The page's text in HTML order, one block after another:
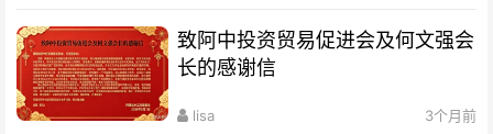
致阿中投资贸易促进会及何文强会
长的感谢信
lisa 3个月前